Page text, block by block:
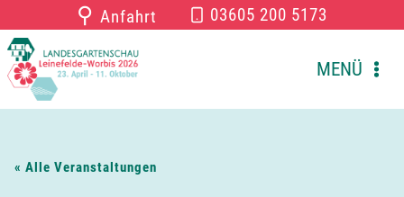
Inhalt
springen
⚲ Anfahrt 03605 200 5173
MENÜ
« Alle Veranstaltungen